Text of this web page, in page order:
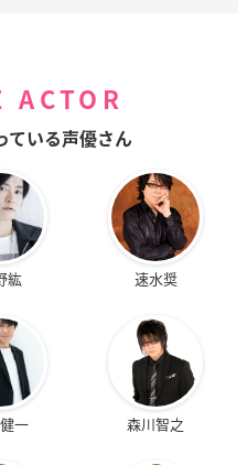
ACTOR
ている声優さん
紘 速水奨
一 森川智之